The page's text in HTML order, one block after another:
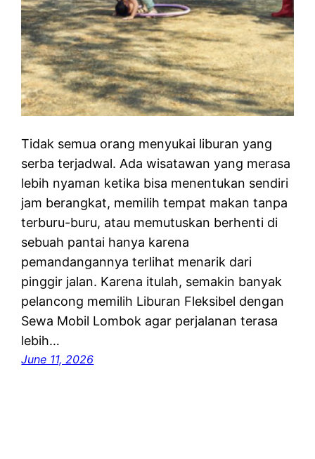
Tidak semua orang menyukai liburan yang
serba terjadwal. Ada wisatawan yang merasa
lebih nyaman ketika bisa menentukan sendiri
jam berangkat, memilih tempat makan tanpa
terburu-buru, atau memutuskan berhenti di
sebuah pantai hanya karena
pemandangannya terlihat menarik dari
pinggir jalan. Karena itulah, semakin banyak
pelancong memilih Liburan Fleksibel dengan
Sewa Mobil Lombok agar perjalanan terasa
lebih…
June 11, 2026